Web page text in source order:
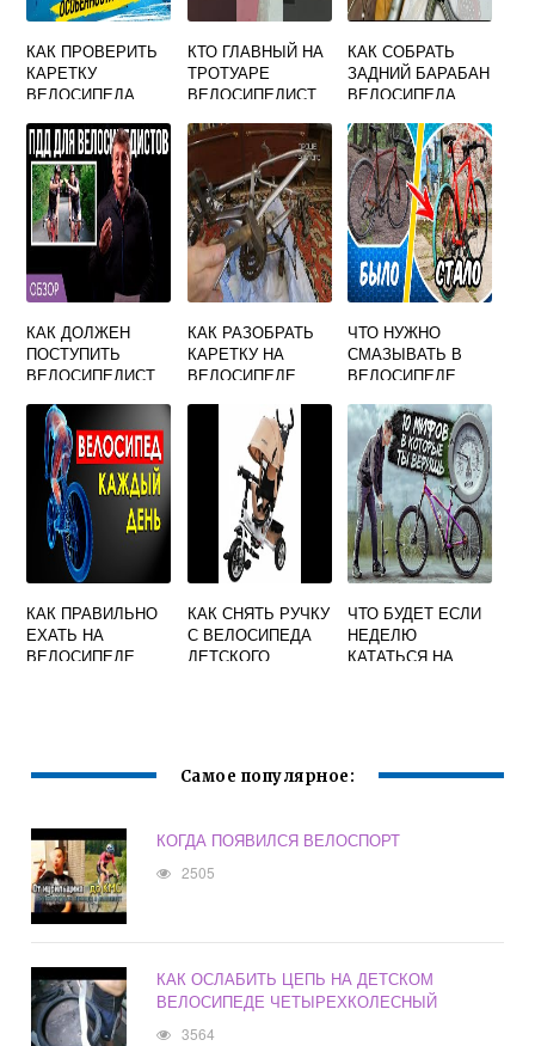
КАК ПРОВЕРИТЬ
КАРЕТКУ
ВЕЛОСИПЕДА
КТО ГЛАВНЫЙ НА
ТРОТУАРЕ
ВЕЛОСИПЕДИСТ
КАК СОБРАТЬ
ЗАДНИЙ БАРАБАН
ВЕЛОСИПЕДА
КАК ДОЛЖЕН
ПОСТУПИТЬ
ВЕЛОСИПЕДИСТ
ПЕРЕЙТИ ДОРОГУ
КАК РАЗОБРАТЬ
КАРЕТКУ НА
ВЕЛОСИПЕДЕ
ЧТО НУЖНО
СМАЗЫВАТЬ В
ВЕЛОСИПЕДЕ
КАК ПРАВИЛЬНО
ЕХАТЬ НА
ВЕЛОСИПЕДЕ
КАК СНЯТЬ РУЧКУ
С ВЕЛОСИПЕДА
ДЕТСКОГО
ЧТО БУДЕТ ЕСЛИ
НЕДЕЛЮ
КАТАТЬСЯ НА
Самое популярное:
КОГДА ПОЯВИЛСЯ ВЕЛОСПОРТ
2505
КАК ОСЛАБИТЬ ЦЕПЬ НА ДЕТСКОМ
ВЕЛОСИПЕДЕ ЧЕТЫРЕХКОЛЕСНЫЙ
3564